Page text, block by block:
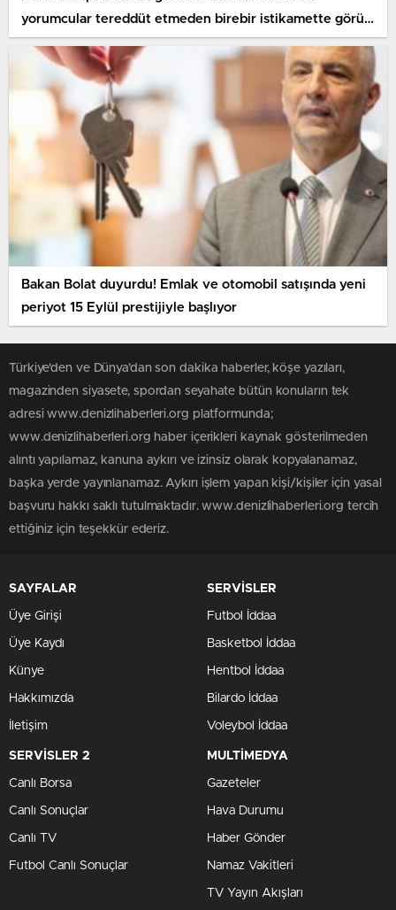
yorumcular tereddüt etmeden birebir istikamette görüş
belirtti
Bakan Bolat duyurdu! Emlak ve otomobil satışında yeni
periyot 15 Eylül prestijiyle başlıyor
Türkiye'den ve Dünya’dan son dakika haberler, köşe yazıları,
magazinden siyasete, spordan seyahate bütün konuların tek
adresi www.denizlihaberleri.org platformunda;
www.denizlihaberleri.org haber içerikleri kaynak gösterilmeden
alıntı yapılamaz, kanuna aykırı ve izinsiz olarak kopyalanamaz,
başka yerde yayınlanamaz. Aykırı işlem yapan kişi/kişiler için yasal
başvuru hakkı saklı tutulmaktadır. www.denizlihaberleri.org tercih
ettiğiniz için teşekkür ederiz.
SAYFALAR
Üye Girişi
Üye Kaydı
Künye
Hakkımızda
İletişim
SERVİSLER
Futbol İddaa
Basketbol İddaa
Hentbol İddaa
Bilardo İddaa
Voleybol İddaa
SERVİSLER 2
Canlı Borsa
Canlı Sonuçlar
Canlı TV
Futbol Canlı Sonuçlar
MULTİMEDYA
Gazeteler
Hava Durumu
Haber Gönder
Namaz Vakitleri
TV Yayın Akışları